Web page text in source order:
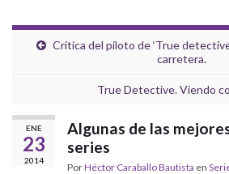
Crítica del piloto de ‘True
carretera.
True Detective. Viendo
ENE
23
2014
Algunas de las
series
PorHéctor Caraballo Bautista en